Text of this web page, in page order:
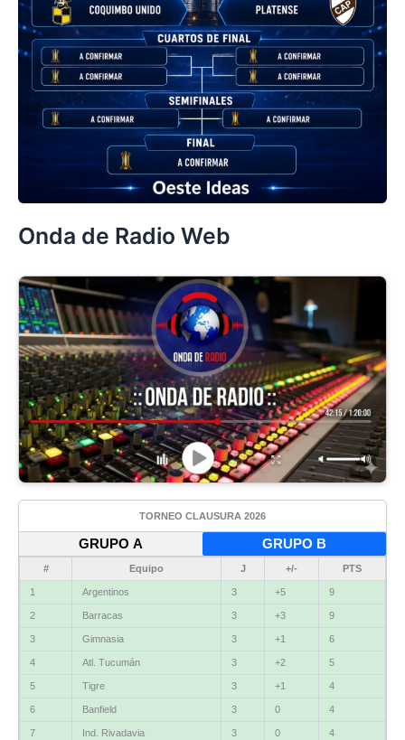
Onda de Radio Web
TORNEO CLAUSURA 2026
GRUPO A GRUPO B
# Equipo J +/- PTS
1 Argentinos 3 +5 9
2 Barracas 3 +3 9
3 Gimnasia 3 +1 6
4 Atl. Tucumán 3 +2 5
5 Tigre 3 +1 4
6 Banfield 3 0 4
7 Ind. Rivadavia 3 0 4